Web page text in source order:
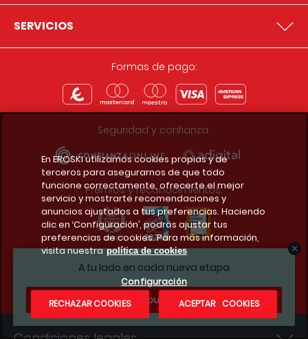
A tu lado en cada nueva etapa
¿Te apuntas?
SERVICIOS
Formas de pago:
Seguridad y confianza:
Premios y reconocimientos:
Descarga la app del club
En EROSKI utilizamos cookies propias y de
terceros para asegurarnos de que todo
funcione correctamente, ofrecerte el mejor
servicio y mostrarte recomendaciones y
anuncios ajustados a tus preferencias. Haciendo
clic en ‘Configuración’, podrás ajustar tus
preferencias de cookies. Para más información,
visita nuestra política de cookies
Configuración
RECHAZAR COOKIES
ACEPTAR COOKIES